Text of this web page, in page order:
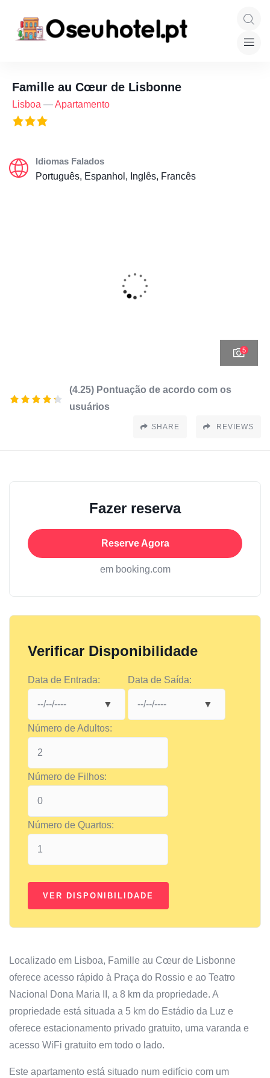
Famille au Cœur de Lisbonne
Lisboa —Apartamento
Idiomas Falados
Português, Espanhol, Inglês, Francês
5
(4.25) Pontuação de acordo com os
usuários
SHARE REVIEWS
Fazer reserva
Reserve Agora
em booking.com
Verificar Disponibilidade
Data de Entrada: Data de Saída:
Número de Adultos:
Número de Filhos:
Número de Quartos:
Localizado em Lisboa, Famille au Cœur de Lisbonne
oferece acesso rápido à Praça do Rossio e ao Teatro
Nacional Dona Maria II, a 8 km da propriedade. A
propriedade está situada a 5 km do Estádio da Luz e
oferece estacionamento privado gratuito, uma varanda e
acesso WiFi gratuito em todo o lado.
Este apartamento está situado num edifício com um